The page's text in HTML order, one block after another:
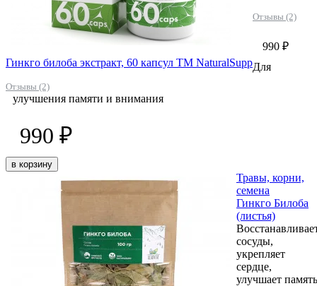
Гинкго билоба экстракт, 60 капсул ТМ NaturalSupp
Отзывы (2)
Отзывы (2)
990 ₽
Для
улучшения памяти и внимания
990 ₽
в корзину
Травы, корни,
семена
Гинкго Билоба
(листья)
сосуды,
укрепляет
сердце,
улучшает память